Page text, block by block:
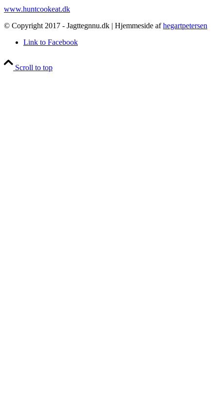
www.huntcookeat.dk
© Copyright 2017 - Jagttegnnu.dk | Hjemmeside afhegartpetersen
Link to Facebook
Scroll to top